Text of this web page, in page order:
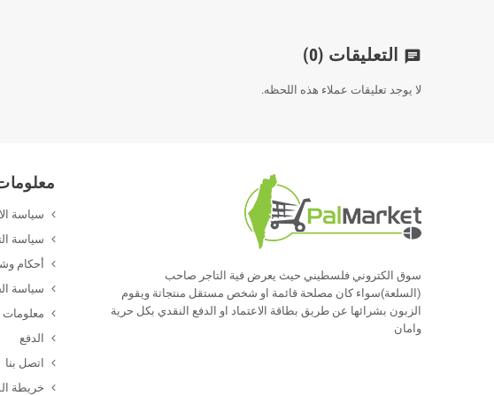
chat التعليقات (0)
لا يوجد تعليقات عملاء هذه اللحظه.
سوق الكتروني فلسطيني حيث يعرض فية التاجر صاحب
(السلعة)سواء كان مصلحة قائمة او شخص مستقل منتجاتة ويقوم
الزبون بشرائها عن طريق بطاقة الاعتماد او الدفع النقدي بكل حرية
وامان
سياسة
سياسة
أحكام
سياسة
معلومات
الدفع
اتصل بنا
خريطة